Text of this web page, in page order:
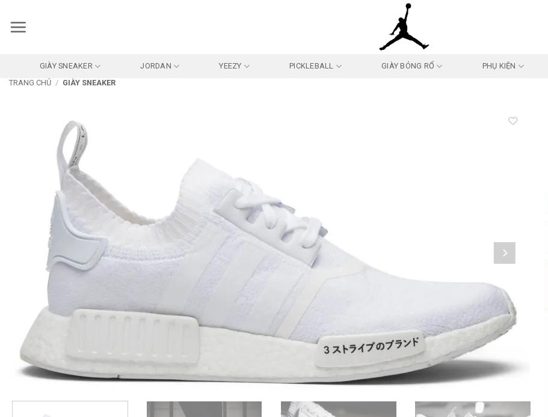
qua
GIÀY SNEAKER JORDAN YEEZY PICKLEBALL GIÀY BÓNG RỔ PHỤ KIỆN
TRANG CHỦ / GIÀY SNEAKER